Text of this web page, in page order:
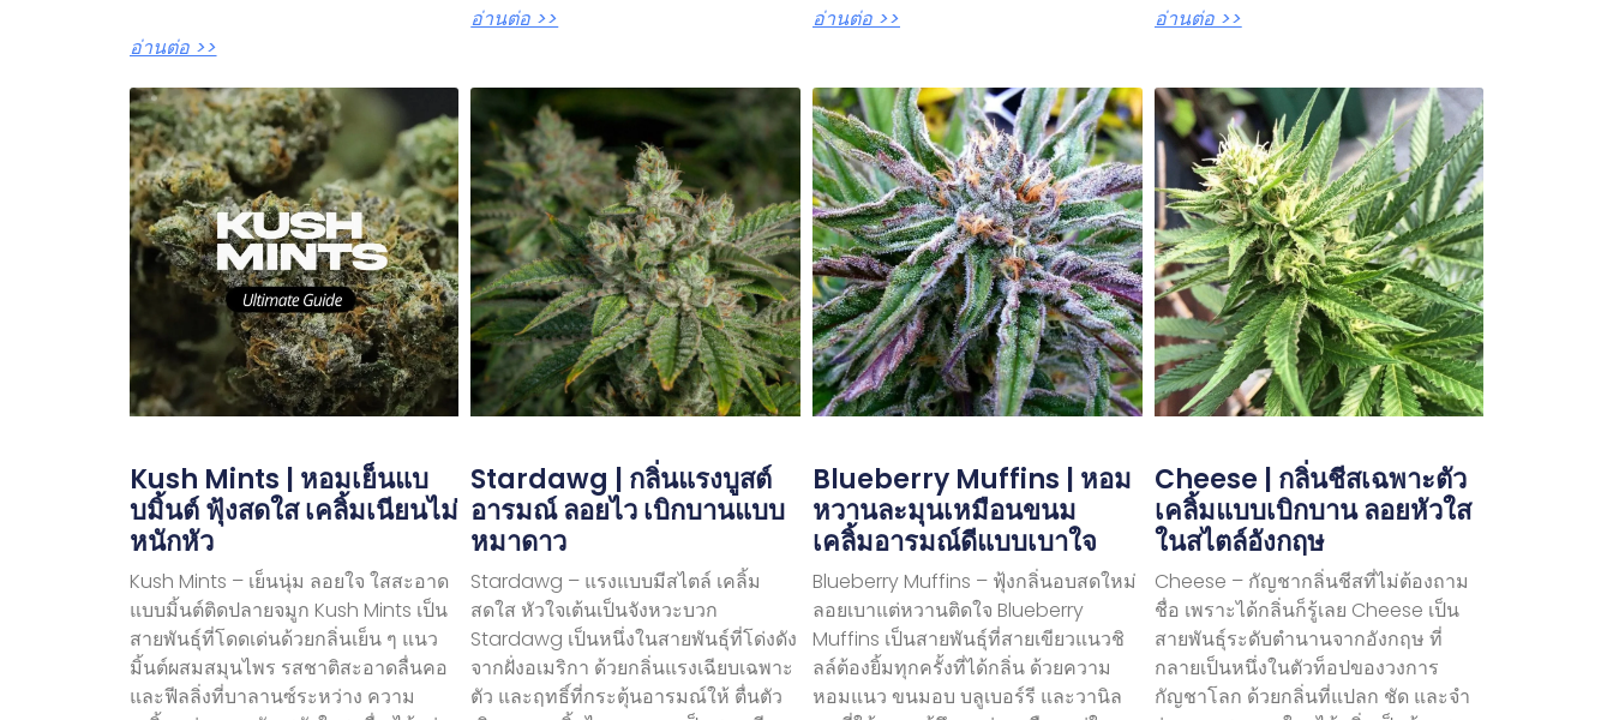
อ่านต่อ >>
อ่านต่อ >> อ่านต่อ >> อ่านต่อ >>
Kush Mints | หอมเย็นแบ
บมิ้นต์ ฟุ้งสดใส เคลิ้มเนียนไม่
หนักหัว
Kush Mints – เย็นนุ่ม ลอยใจ ใสสะอาด
แบบมิ้นต์ติดปลายจมูก Kush Mints เป็น
สายพันธุ์ที่โดดเด่นด้วยกลิ่นเย็น ๆ แนว
มิ้นต์ผสมสมุนไพร รสชาติสะอาดลื่นคอ
และฟีลลิ่งที่บาลานซ์ระหว่าง ความ
Stardawg | กลิ่นแรงบูสต์
อารมณ์ ลอยไว เบิกบานแบบ
หมาดาว
Stardawg – แรงแบบมีสไตล์ เคลิ้ม
สดใส หัวใจเต้นเป็นจังหวะบวก
Stardawg เป็นหนึ่งในสายพันธุ์ที่โด่งดัง
จากฝั่งอเมริกา ด้วยกลิ่นแรงเฉียบเฉพาะ
ตัว และฤทธิ์ที่กระตุ้นอารมณ์ให้ ตื่นตัว
Blueberry Muffins | หอม
หวานละมุนเหมือนขนม
เคลิ้มอารมณ์ดีแบบเบาใจ
Blueberry Muffins – ฟุ้งกลิ่นอบสดใหม่
ลอยเบาแต่หวานติดใจ Blueberry
Muffins เป็นสายพันธุ์ที่สายเขียวแนวชิ
ลล์ต้องยิ้มทุกครั้งที่ได้กลิ่น ด้วยความ
หอมแนว ขนมอบ บลูเบอร์รี และวานิล
Cheese | กลิ่นชีสเฉพาะตัว
เคลิ้มแบบเบิกบาน ลอยหัวใส
ในสไตล์อังกฤษ
Cheese – กัญชากลิ่นชีสที่ไม่ต้องถาม
ชื่อ เพราะได้กลิ่นก็รู้เลย Cheese เป็น
สายพันธุ์ระดับตำนานจากอังกฤษ ที่
กลายเป็นหนึ่งในตัวท็อปของวงการ
กัญชาโลก ด้วยกลิ่นที่แปลก ชัด และจำ